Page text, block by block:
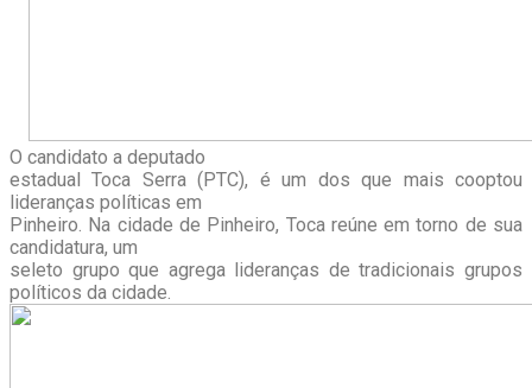
O candidato a deputado
estadual Toca Serra (PTC), é um dos que mais cooptou
lideranças políticas em
Pinheiro. Na cidade de Pinheiro, Toca reúne em torno de sua
candidatura, um
seleto grupo que agrega lideranças de tradicionais grupos
políticos da cidade.